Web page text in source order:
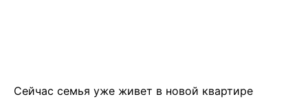
Сейчас семья уже живет в новой квартире
Написать редакции